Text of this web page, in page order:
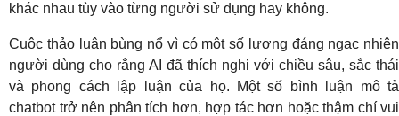
khác nhau tùy vào từng người sử dụng hay không.
Cuộc thảo luận bùng nổ vì có một số lượng đáng ngạc nhiên
người dùng cho rằng AI đã thích nghi với chiều sâu, sắc thái
và phong cách lập luận của họ. Một số bình luận mô tả
chatbot trở nên phân tích hơn, hợp tác hơn hoặc thậm chí vui